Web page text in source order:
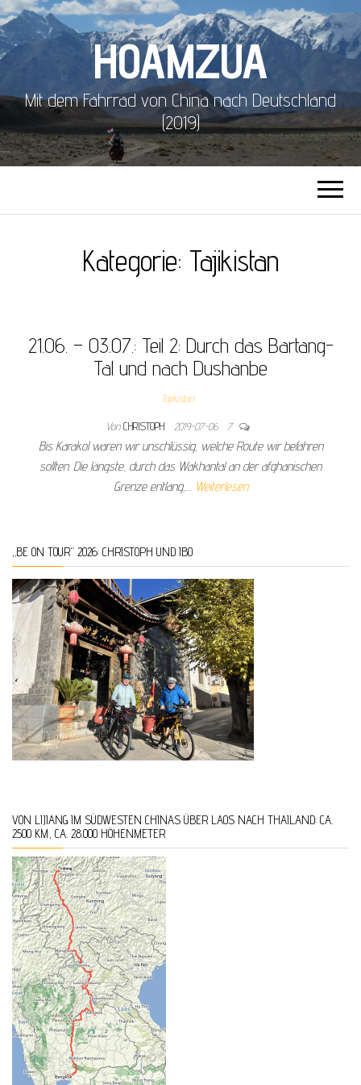
HOAMZUA
Mit dem Fahrrad von China nach Deutschland
(2019)
Kategorie: Tajikistan
21.06. – 03.07.: Teil 2: Durch das Bartang-
Tal und nach Dushanbe
Tajikistan
Von CHRISTOPH 2019-07-06 7
Bis Karakol waren wir unschlüssig, welche Route wir befahren
sollten. Die längste, durch das Wakhantal an der afghanischen
Grenze entlang,… Weiterlesen
„BE ON TOUR“ 2026: CHRISTOPH UND IBO
VON LIJIANG IM SÜDWESTEN CHINAS ÜBER LAOS NACH THAILAND: CA.
2500 KM, CA. 28.000 HÖHENMETER